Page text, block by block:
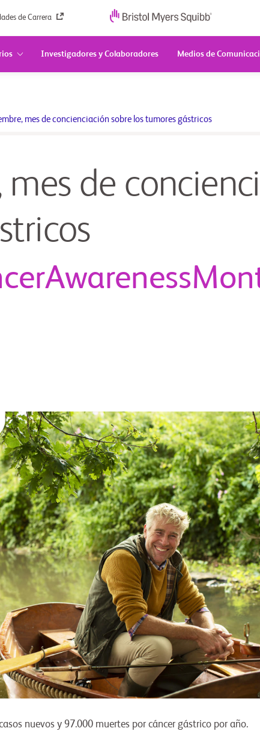
de Carrera
Investigadores y Colaboradores Medios de
mes de concienciación sobre los tumores gástricos
de
nuevos y 97.000 muertes por cáncer gástrico por año.